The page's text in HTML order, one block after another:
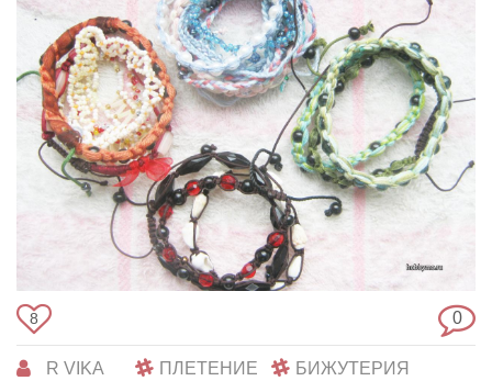
8 0
R VIKA ПЛЕТЕНИЕ БИЖУТЕРИЯ